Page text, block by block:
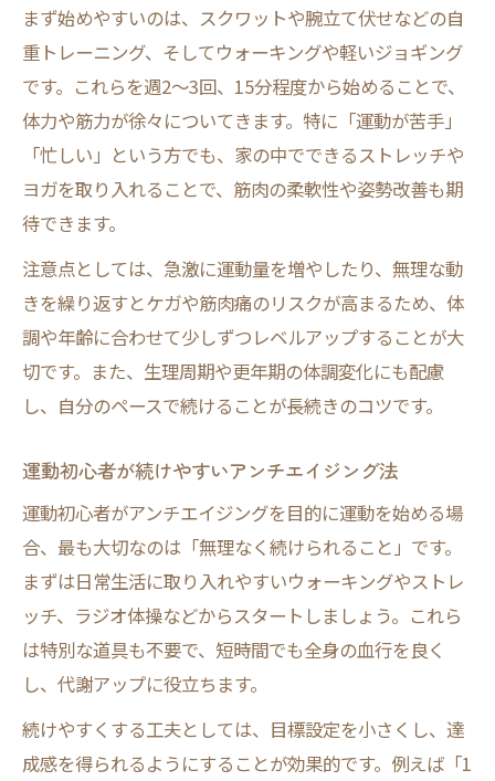
運動で美肌と若さを保つためのポイント
女性向けアンチエイジング運動の実践例
運動によるアンチエイジング効果の実感ポイン
ト
アンチエイジング効果を感じる運動後の変
化
運動習慣で実感する肌と姿勢の若返り
アンチエイジング運動で得られる生活の質
向上
運動前後で比較できるアンチエイジング効
果
女性が実感しやすい若返りのサインとは
まず始めやすいのは、スクワットや腕立て伏せなどの自
重トレーニング、そしてウォーキングや軽いジョギング
です。これらを週2～3回、15分程度から始めることで、
体力や筋力が徐々についてきます。特に「運動が苦手」
「忙しい」という方でも、家の中でできるストレッチや
ヨガを取り入れることで、筋肉の柔軟性や姿勢改善も期
待できます。
注意点としては、急激に運動量を増やしたり、無理な動
きを繰り返すとケガや筋肉痛のリスクが高まるため、体
調や年齢に合わせて少しずつレベルアップすることが大
切です。また、生理周期や更年期の体調変化にも配慮
し、自分のペースで続けることが長続きのコツです。
運動初心者が続けやすいアンチエイジング法
運動初心者がアンチエイジングを目的に運動を始める場
合、最も大切なのは「無理なく続けられること」です。
まずは日常生活に取り入れやすいウォーキングやストレ
ッチ、ラジオ体操などからスタートしましょう。これら
は特別な道具も不要で、短時間でも全身の血行を良く
し、代謝アップに役立ちます。
続けやすくする工夫としては、目標設定を小さくし、達
成感を得られるようにすることが効果的です。例えば「1